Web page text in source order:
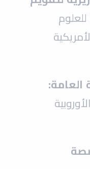
العامة: